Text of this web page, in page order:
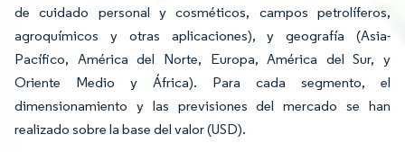
de cuidado personal y cosméticos, campos petrolíferos,
agroquímicos y otras aplicaciones), y geografía (Asia-
Pacífico, América del Norte, Europa, América del Sur, y
Oriente Medio y África). Para cada segmento, el
dimensionamiento y las previsiones del mercado se han
realizado sobre la base del valor (USD).